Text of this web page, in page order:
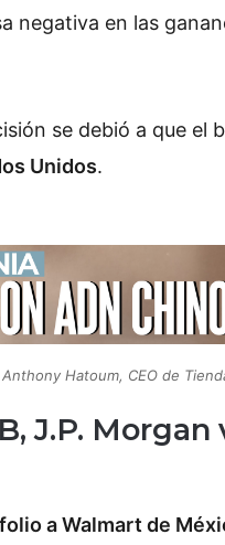
negativa en las
se debió a que el
Unidos.
Anthony Hatoum, CEO de
J.P.
a Walmart de